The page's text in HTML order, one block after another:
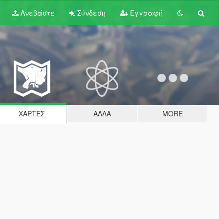
Ανεβάστε Σύνδεση Εγγραφή
ΧΆΡΤΕΣ ΆΛΛΑ MORE